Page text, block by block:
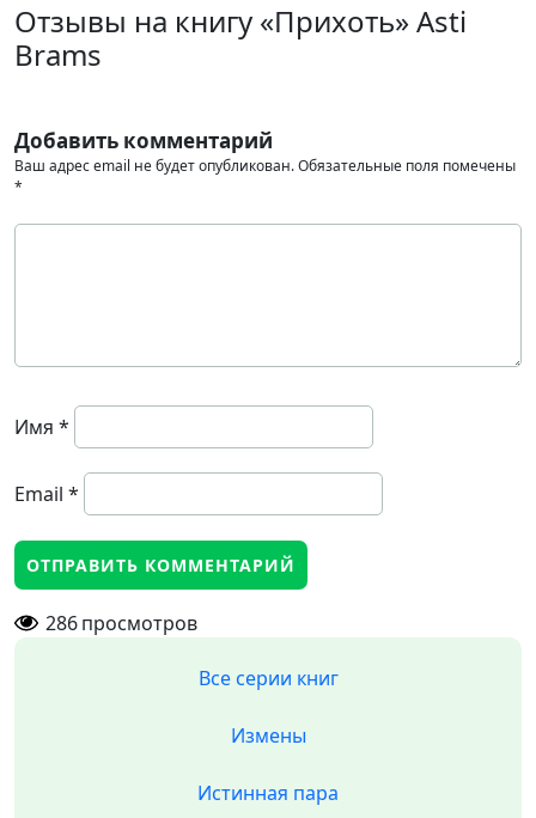
Отзывы на книгу «Прихоть» Asti
Brams
Добавить комментарий
Ваш адрес email не будет опубликован.Обязательные поля помечены
*
Имя *
Email *
286просмотров
Все серии книг
Измены
Истинная пара